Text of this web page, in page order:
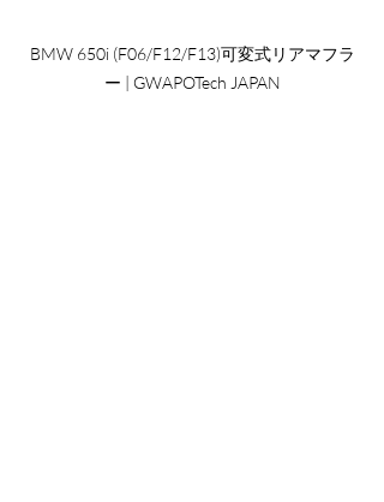
BMW 650i (F06/F12/F13)可変式リアマフラ
ー | GWAPOTech JAPAN